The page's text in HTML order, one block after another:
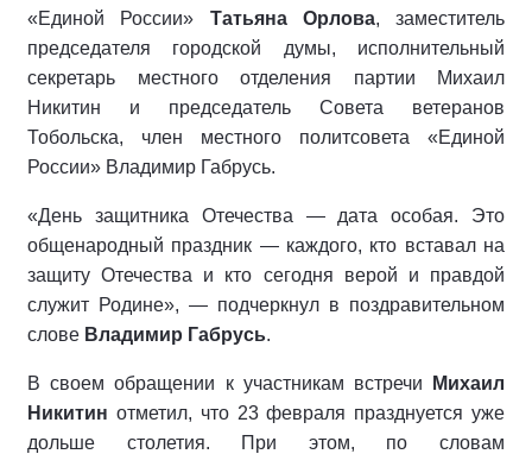
«Единой России» Татьяна Орлова, заместитель
председателя городской думы, исполнительный
секретарь местного отделения партии Михаил
Никитин и председатель Совета ветеранов
Тобольска, член местного политсовета «Единой
России» Владимир Габрусь.
«День защитника Отечества — дата особая. Это
общенародный праздник — каждого, кто вставал на
защиту Отечества и кто сегодня верой и правдой
служит Родине», — подчеркнул в поздравительном
слове Владимир Габрусь.
В своем обращении к участникам встречи
Михаил
Никитин отметил, что 23 февраля празднуется уже
дольше столетия. При этом, по словам